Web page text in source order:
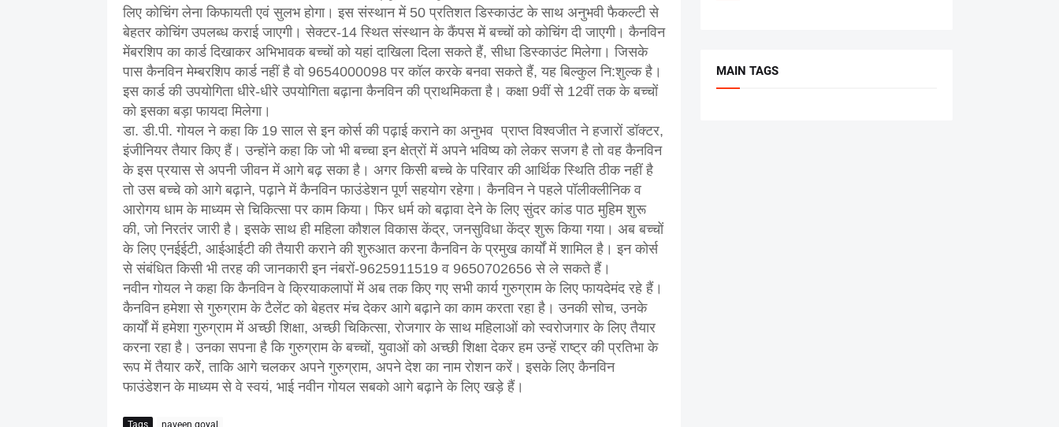
लिए कोचिंग लेना किफायती एवं सुलभ होगा। इस संस्थान में 50 प्रतिशत डिस्काउंट के साथ अनुभवी फैकल्टी से
बेहतर कोचिंग उपलब्ध कराई जाएगी। सेक्टर-14 स्थित संस्थान के कैंपस में बच्चों को कोचिंग दी जाएगी। कैनविन
मेंबरशिप का कार्ड दिखाकर अभिभावक बच्चों को यहां दाखिला दिला सकते हैं, सीधा डिस्काउंट मिलेगा। जिसके
पास कैनविन मेम्बरशिप कार्ड नहीं है वो 9654000098 पर कॉल करके बनवा सकते हैं, यह बिल्कुल नि:शुल्क है।
इस कार्ड की उपयोगिता धीरे-धीरे उपयोगिता बढ़ाना कैनविन की प्राथमिकता है। कक्षा 9वीं से 12वीं तक के बच्चों
को इसका बड़ा फायदा मिलेगा।
डा. डी.पी. गोयल ने कहा कि 19 साल से इन कोर्स की पढ़ाई कराने का अनुभव प्राप्त विश्वजीत ने हजारों डॉक्टर,
इंजीनियर तैयार किए हैं। उन्होंने कहा कि जो भी बच्चा इन क्षेत्रों में अपने भविष्य को लेकर सजग है तो वह कैनविन
के इस प्रयास से अपनी जीवन में आगे बढ़ सका है। अगर किसी बच्चे के परिवार की आर्थिक स्थिति ठीक नहीं है
तो उस बच्चे को आगे बढ़ाने, पढ़ाने में कैनविन फाउंडेशन पूर्ण सहयोग रहेगा। कैनविन ने पहले पॉलीक्लीनिक व
आरोगय धाम के माध्यम से चिकित्सा पर काम किया। फिर धर्म को बढ़ावा देने के लिए सुंदर कांड पाठ मुहिम शुरू
की, जो निरतंर जारी है। इसके साथ ही महिला कौशल विकास केंद्र, जनसुविधा केंद्र शुरू किया गया। अब बच्चों
के लिए एनईईटी, आईआईटी की तैयारी कराने की शुरुआत करना कैनविन के प्रमुख कार्यों में शामिल है। इन कोर्स
से संबंधित किसी भी तरह की जानकारी इन नंबरों-9625911519 व 9650702656 से ले सकते हैं।
नवीन गोयल ने कहा कि कैनविन वे क्रियाकलापों में अब तक किए गए सभी कार्य गुरुग्राम के लिए फायदेमंद रहे हैं।
कैनविन हमेशा से गुरुग्राम के टैलेंट को बेहतर मंच देकर आगे बढ़ाने का काम करता रहा है। उनकी सोच, उनके
कार्यों में हमेशा गुरुग्राम में अच्छी शिक्षा, अच्छी चिकित्सा, रोजगार के साथ महिलाओं को स्वरोजगार के लिए तैयार
करना रहा है। उनका सपना है कि गुरुग्राम के बच्चों, युवाओं को अच्छी शिक्षा देकर हम उन्हें राष्ट्र की प्रतिभा के
रूप में तैयार करेें, ताकि आगे चलकर अपने गुरुग्राम, अपने देश का नाम रोशन करें। इसके लिए कैनविन
फाउंडेशन के माध्यम से वे स्वयं, भाई नवीन गोयल सबको आगे बढ़ाने के लिए खड़े हैं।
Tags naveen goyal
MAIN TAGS